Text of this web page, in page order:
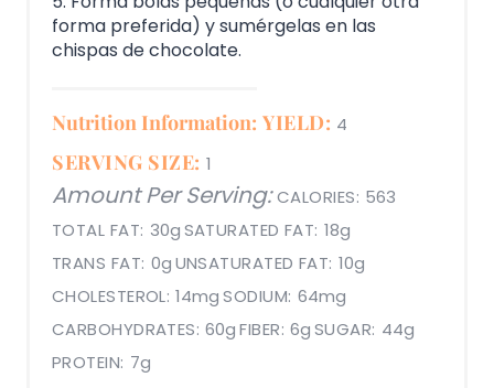
forma preferida) y sumérgelas en las
chispas de chocolate.
Nutrition Information: YIELD: 4
SERVING SIZE: 1
Amount Per Serving: CALORIES: 563
TOTAL FAT: 30gSATURATED FAT: 18g
TRANS FAT: 0gUNSATURATED FAT: 10g
CHOLESTEROL: 14mg SODIUM: 64mg
CARBOHYDRATES: 60g FIBER: 6gSUGAR: 44g
PROTEIN: 7g